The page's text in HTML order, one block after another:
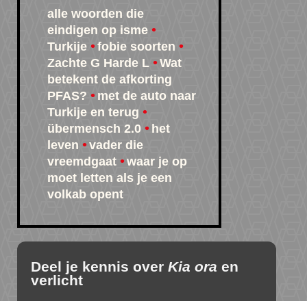
alle woorden die
eindigen op isme
Turkije
fobie soorten
Zachte G Harde L
Wat
betekent de afkorting
PFAS?
met de auto naar
Turkije en terug
übermensch 2.0
het
leven
vader die
vreemdgaat
waar je op
moet letten als je een
volkab opent
Deel je kennis over Kia ora en
verlicht